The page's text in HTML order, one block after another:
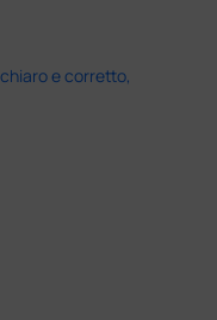
e corretto,